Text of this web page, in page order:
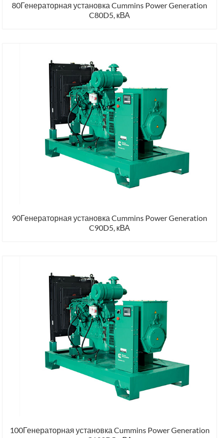
80Генераторная установка Cummins Power Generation
C80D5, кВА
90Генераторная установка Cummins Power Generation
C90D5, кВА
100Генераторная установка Cummins Power Generation